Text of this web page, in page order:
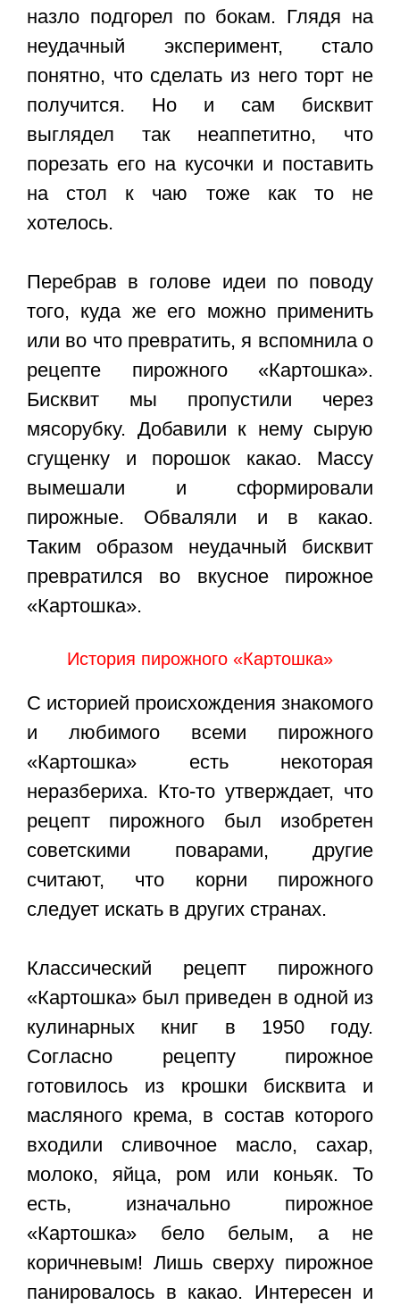
назло подгорел по бокам. Глядя на
неудачный эксперимент, стало
понятно, что сделать из него торт не
получится. Но и сам бисквит
выглядел так неаппетитно, что
порезать его на кусочки и поставить
на стол к чаю тоже как то не
хотелось.
Перебрав в голове идеи по поводу
того, куда же его можно применить
или во что превратить, я вспомнила о
рецепте пирожного «Картошка».
Бисквит мы пропустили через
мясорубку. Добавили к нему сырую
сгущенку и порошок какао. Массу
вымешали и сформировали
пирожные. Обваляли и в какао.
Таким образом неудачный бисквит
превратился во вкусное пирожное
«Картошка».
История пирожного «Картошка»
С историей происхождения знакомого
и любимого всеми пирожного
«Картошка» есть некоторая
неразбериха. Кто-то утверждает, что
рецепт пирожного был изобретен
советскими поварами, другие
считают, что корни пирожного
следует искать в других странах.
Классический рецепт пирожного
«Картошка» был приведен в одной из
кулинарных книг в 1950 году.
Согласно рецепту пирожное
готовилось из крошки бисквита и
масляного крема, в состав которого
входили сливочное масло, сахар,
молоко, яйца, ром или коньяк. То
есть, изначально пирожное
«Картошка» бело белым, а не
коричневым! Лишь сверху пирожное
панировалось в какао. Интересен и